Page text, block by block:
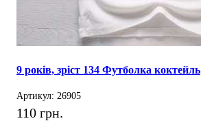
9 років, зріст 134 Футболка коктейль
Артикул: 26905
110 грн.